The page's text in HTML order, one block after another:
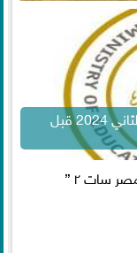
التعليم تشدد على الانتهاء من مناهج الترم الثاني 2024 قبل
سات ٢ ”